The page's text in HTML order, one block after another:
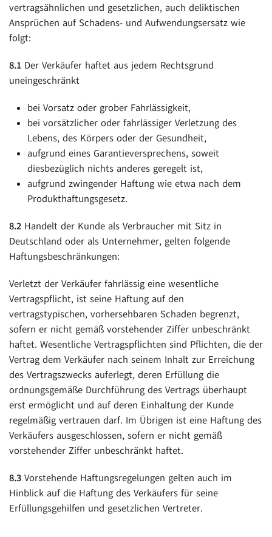
vertragsähnlichen und gesetzlichen, auch deliktischen
Ansprüchen auf Schadens- und Aufwendungsersatz wie
folgt:
8.1 Der Verkäufer haftet aus jedem Rechtsgrund
uneingeschränkt
bei Vorsatz oder grober Fahrlässigkeit,
bei vorsätzlicher oder fahrlässiger Verletzung des
Lebens, des Körpers oder der Gesundheit,
aufgrund eines Garantieversprechens, soweit
diesbezüglich nichts anderes geregelt ist,
aufgrund zwingender Haftung wie etwa nach dem
Produkthaftungsgesetz.
8.2 Handelt der Kunde als Verbraucher mit Sitz in
Deutschland oder als Unternehmer, gelten folgende
Haftungsbeschränkungen:
Verletzt der Verkäufer fahrlässig eine wesentliche
Vertragspflicht, ist seine Haftung auf den
vertragstypischen, vorhersehbaren Schaden begrenzt,
sofern er nicht gemäß vorstehender Ziffer unbeschränkt
haftet. Wesentliche Vertragspflichten sind Pflichten, die der
Vertrag dem Verkäufer nach seinem Inhalt zur Erreichung
des Vertragszwecks auferlegt, deren Erfüllung die
ordnungsgemäße Durchführung des Vertrags überhaupt
erst ermöglicht und auf deren Einhaltung der Kunde
regelmäßig vertrauen darf. Im Übrigen ist eine Haftung des
Verkäufers ausgeschlossen, sofern er nicht gemäß
vorstehender Ziffer unbeschränkt haftet.
8.3 Vorstehende Haftungsregelungen gelten auch im
Hinblick auf die Haftung des Verkäufers für seine
Erfüllungsgehilfen und gesetzlichen Vertreter.